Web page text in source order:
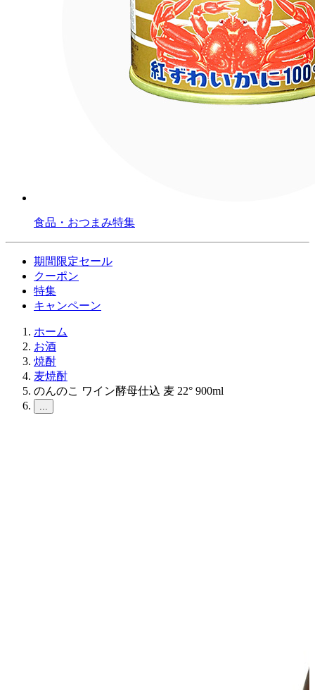
食品・おつまみ特集
期間限定セール
クーポン
特集
キャンペーン
ホーム
お酒
焼酎
麦焼酎
のんのこ ワイン酵母仕込 麦 22° 900ml
...